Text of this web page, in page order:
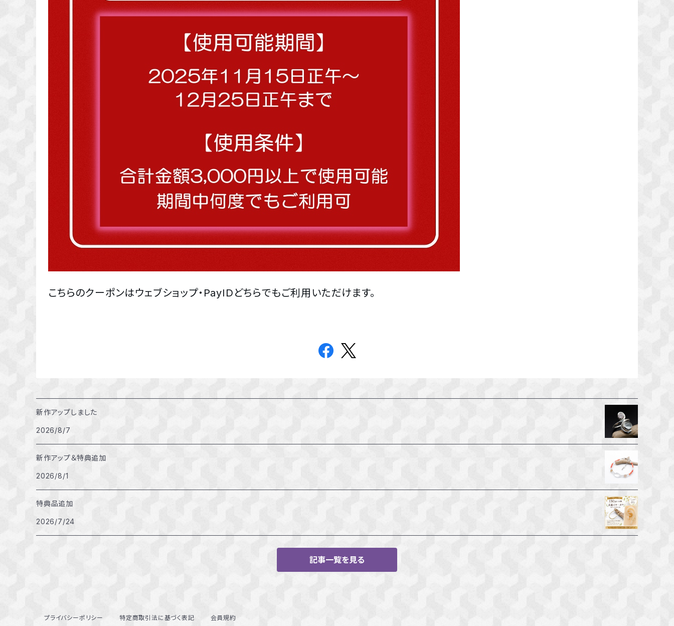
こちらのクーポンはウェブショップ・PayIDどちらでもご利用いただけます。
新作アップしました
2026/8/7
新作アップ＆特典追加
2026/8/1
特典品追加
2026/7/24
記事一覧を見る
プライバシーポリシー 特定商取引法に基づく表記 会員規約